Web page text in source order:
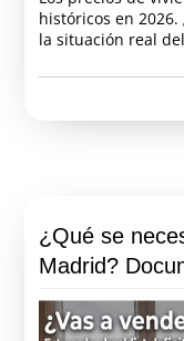
históricos en
la situación real
¿Qué se
Madrid?